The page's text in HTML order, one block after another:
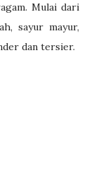
Mulai dari
sayur mayur,
dan tersier.